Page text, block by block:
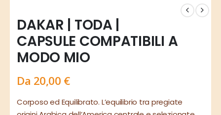
DAKAR | TODA |
CAPSULE COMPATIBILI A
MODO MIO
Da 20,00 €
Corposo ed Equilibrato. L’equilibrio tra pregiate